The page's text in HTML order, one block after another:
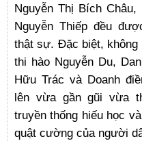
Nguyễn Thị Bích
Nguyễn Thiếp đều
thật sự. Đặc biệt,
thi hào Nguyễn Du,
Hữu Trác và Doanh
lên vừa gần gũi vừa
truyền thống hiếu học
quật cường của người